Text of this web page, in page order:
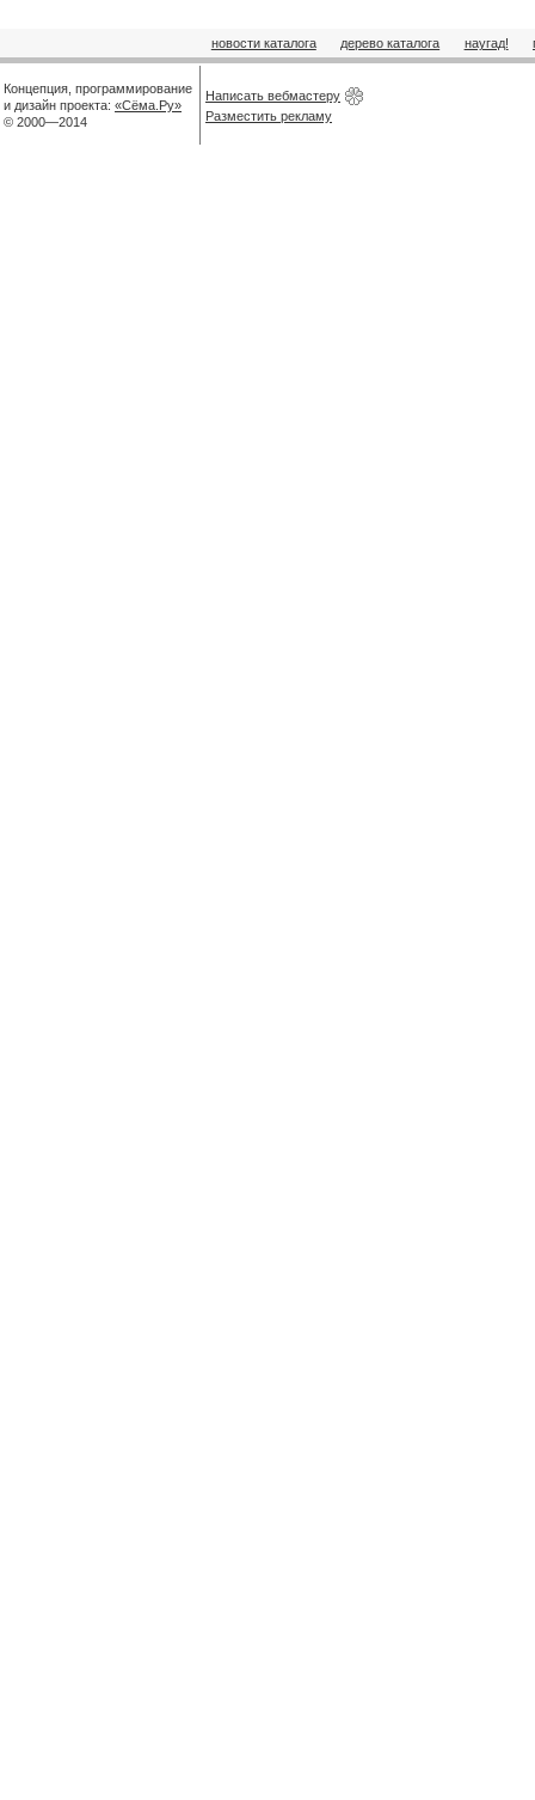
новости каталога дерево каталога наугад!
Концепция, программирование
и дизайн проекта: «Сёма.Ру»
© 2000—2014
Написать вебмастеру
Разместить рекламу